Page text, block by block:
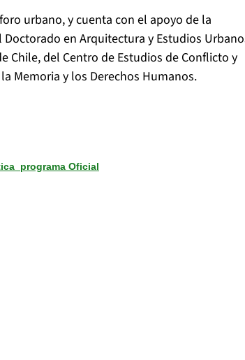
urbano, y cuenta con el apoyo de la
Doctorado en Arquitectura y Estudios
Chile, del Centro de Estudios de Conflicto y
Memoria y los Derechos Humanos.
Oficial